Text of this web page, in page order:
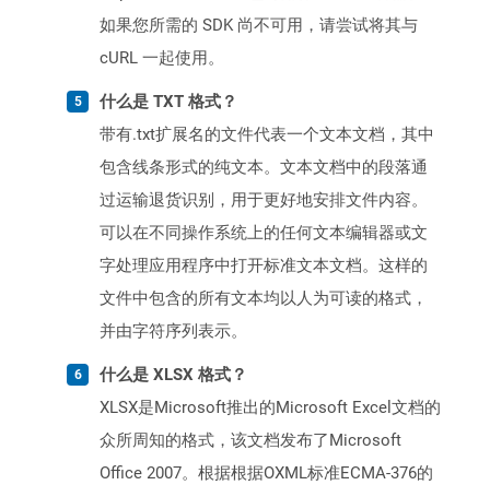
如果您所需的 SDK 尚不可用，请尝试将其与
cURL 一起使用。
什么是 TXT 格式？
带有.txt扩展名的文件代表一个文本文档，其中
包含线条形式的纯文本。文本文档中的段落通
过运输退货识别，用于更好地安排文件内容。
可以在不同操作系统上的任何文本编辑器或文
字处理应用程序中打开标准文本文档。这样的
文件中包含的所有文本均以人为可读的格式，
并由字符序列表示。
什么是 XLSX 格式？
XLSX是Microsoft推出的Microsoft Excel文档的
众所周知的格式，该文档发布了Microsoft
Office 2007。根据根据OXML标准ECMA-376的